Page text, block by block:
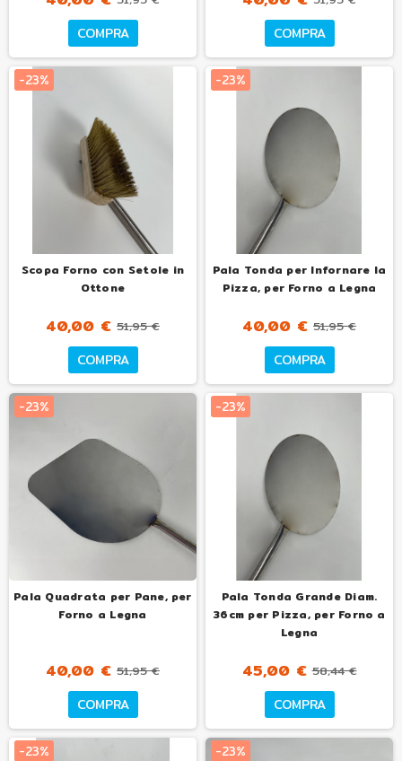
COMPRA COMPRA
-23%
Scopa Forno con Setole in
Ottone
40,00 € 51,95 €
COMPRA
-23%
Pala Tonda per Infornare la
Pizza, per Forno a Legna
40,00 € 51,95 €
COMPRA
-23%
Pala Quadrata per Pane, per
Forno a Legna
40,00 € 51,95 €
COMPRA
-23%
Pala Tonda Grande Diam.
36cm per Pizza, per Forno a
Legna
45,00 € 58,44 €
COMPRA
-23% -23%